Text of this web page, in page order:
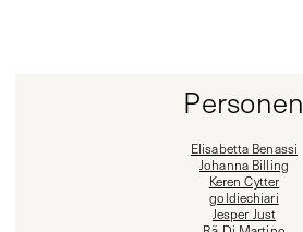
Personen
Elisabetta Benassi
Johanna Billing
Keren Cytter
goldiechiari
Jesper Just